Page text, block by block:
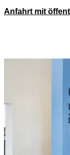
Anfahrt mit